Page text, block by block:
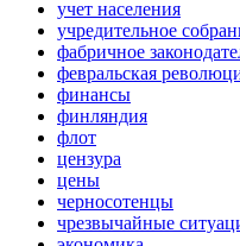
учет населения
учредительное
фабричное
февральская
финансы
финляндия
флот
цензура
цены
черносотенцы
чрезвычайные